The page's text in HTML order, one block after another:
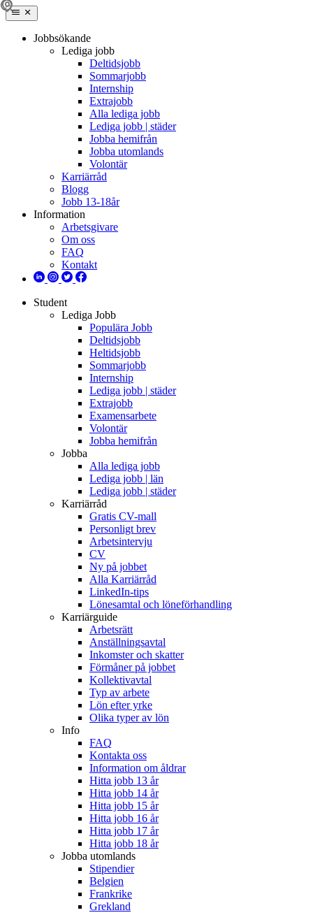
Jobbsökande
Lediga jobb
Deltidsjobb
Sommarjobb
Internship
Extrajobb
Alla lediga jobb
Lediga jobb | städer
Jobba hemifrån
Jobba utomlands
Volontär
Karriärråd
Blogg
Jobb 13-18år
Information
Arbetsgivare
Om oss
FAQ
Kontakt
Student
Lediga Jobb
Populära Jobb
Deltidsjobb
Heltidsjobb
Sommarjobb
Internship
Lediga jobb | städer
Extrajobb
Examensarbete
Volontär
Jobba hemifrån
Jobba
Alla lediga jobb
Lediga jobb | län
Lediga jobb | städer
Karriärråd
Gratis CV-mall
Personligt brev
Arbetsintervju
CV
Ny på jobbet
Alla Karriärråd
LinkedIn-tips
Lönesamtal och löneförhandling
Karriärguide
Arbetsrätt
Anställningsavtal
Inkomster och skatter
Förmåner på jobbet
Kollektivavtal
Typ av arbete
Lön efter yrke
Olika typer av lön
Info
FAQ
Kontakta oss
Information om åldrar
Hitta jobb 13 år
Hitta jobb 14 år
Hitta jobb 15 år
Hitta jobb 16 år
Hitta jobb 17 år
Hitta jobb 18 år
Jobba utomlands
Stipendier
Belgien
Frankrike
Grekland